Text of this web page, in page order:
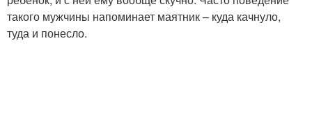
такого мужчины напоминает маятник – куда качнуло,
туда и понесло.